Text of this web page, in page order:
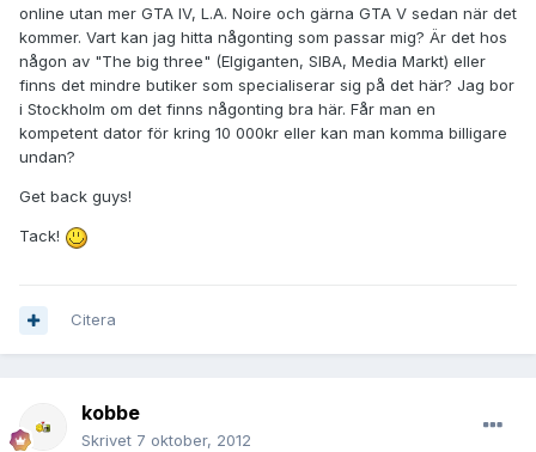
online utan mer GTA IV, L.A. Noire och gärna GTA V sedan när det
kommer. Vart kan jag hitta någonting som passar mig? Är det hos
någon av "The big three" (Elgiganten, SIBA, Media Markt) eller
finns det mindre butiker som specialiserar sig på det här? Jag bor
i Stockholm om det finns någonting bra här. Får man en
kompetent dator för kring 10 000kr eller kan man komma billigare
undan?
Get back guys!
Tack!
Citera
kobbe
Skrivet 7 oktober, 2012